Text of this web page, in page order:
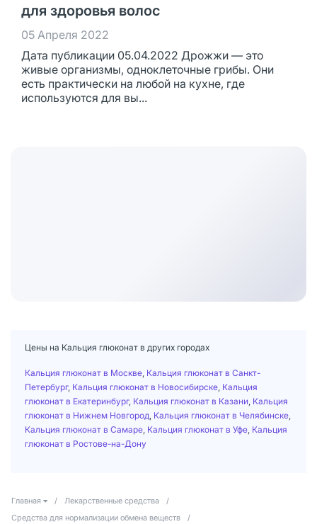
для здоровья волос
05 Апреля 2022
Дата публикации 05.04.2022 Дрожжи — это
живые организмы, одноклеточные грибы. Они
есть практически на любой на кухне, где
используются для вы...
Цены на Кальция глюконат в других городах
Кальция глюконат в Москве, Кальция глюконат в Санкт-
Петербург, Кальция глюконат в Новосибирске, Кальция
глюконат в Екатеринбург, Кальция глюконат в Казани, Кальция
глюконат в Нижнем Новгород, Кальция глюконат в Челябинске,
Кальция глюконат в Самаре, Кальция глюконат в Уфе, Кальция
глюконат в Ростове-на-Дону
Главная / Лекарственные средства
/
Средства для нормализации обмена веществ
/